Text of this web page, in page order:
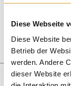
Diese Webseite
Diese Website
Betrieb der
werden. Andere
dieser Website
Baskets &
Honey
Blog